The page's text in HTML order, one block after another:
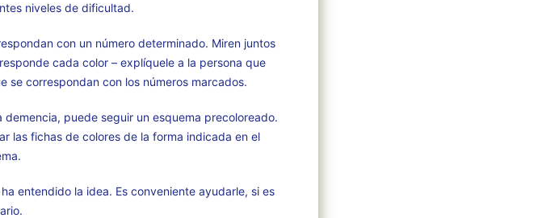
niveles de dificultad.
con un número determinado. Miren juntos
cada color – explíquele a la persona que
se correspondan con los números marcados.
puede seguir un esquema precoloreado.
las fichas de colores de la forma indicada en el
entendido la idea. Es conveniente ayudarle, si es